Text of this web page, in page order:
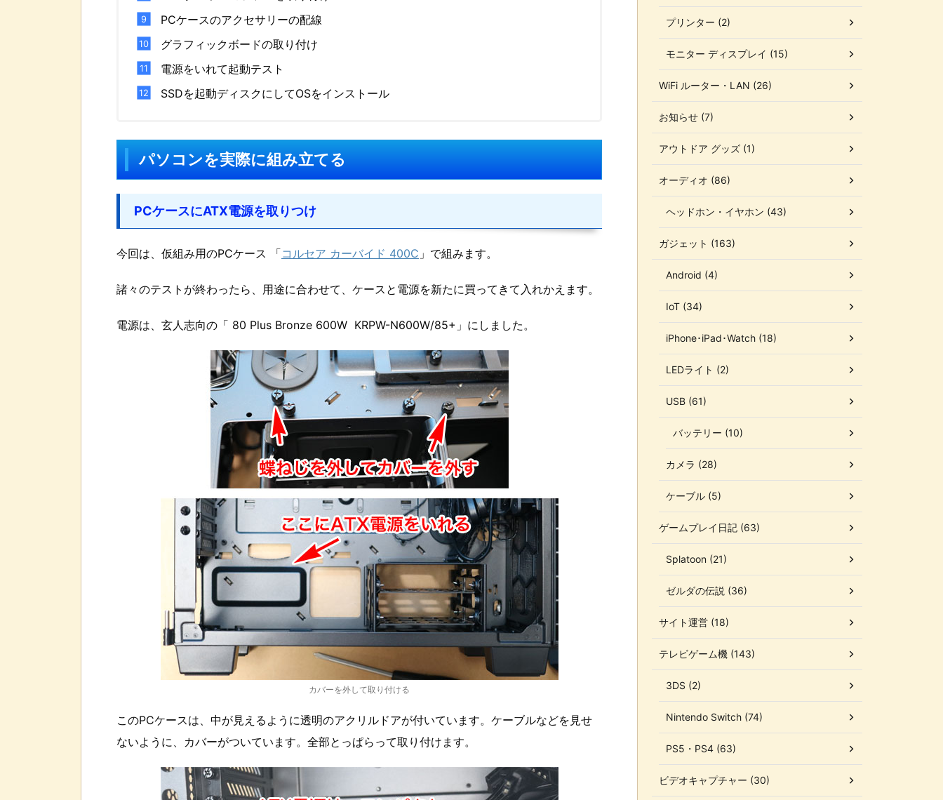
PCケースのアクセサリーの配線
グラフィックボードの取り付け
電源をいれて起動テスト
SSDを起動ディスクにしてOSをインストール
パソコンを実際に組み立てる
PCケースにATX電源を取りつけ
今回は、仮組み用のPCケース 「コルセア カーバイド 400C 」で組みます。
諸々のテストが終わったら、用途に合わせて、ケースと電源を新たに買ってきて入れかえます。
電源は、玄人志向の「 80 Plus Bronze 600W KRPW-N600W/85+」にしました。
カバーを外して取り付ける
このPCケースは、中が見えるように透明のアクリルドアが付いています。ケーブルなどを見せ
ないように、カバーがついています。全部とっぱらって取り付けます。
プリンター (2)
モニター ディスプレイ (15)
WiFi ルーター・LAN (26)
お知らせ (7)
アウトドア グッズ (1)
オーディオ (86)
ヘッドホン・イヤホン (43)
ガジェット (163)
Android (4)
IoT (34)
iPhone･iPad･Watch (18)
LEDライト (2)
USB (61)
バッテリー (10)
カメラ (28)
ケーブル (5)
ゲームプレイ日記 (63)
Splatoon (21)
ゼルダの伝説 (36)
サイト運営 (18)
テレビゲーム機 (143)
3DS (2)
Nintendo Switch (74)
PS5・PS4 (63)
ビデオキャプチャー (30)